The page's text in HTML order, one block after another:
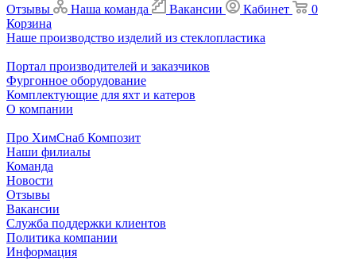
Отзывы
Наша команда Вакансии Кабинет
0
Корзина
Наше производство изделий из стеклопластика
Портал производителей и заказчиков
Фургонное оборудование
Комплектующие для яхт и катеров
О компании
Про ХимСнаб Композит
Наши филиалы
Команда
Новости
Отзывы
Вакансии
Служба поддержки клиентов
Политика компании
Информация